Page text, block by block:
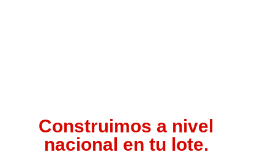
CONSTRUCCIÓN
TRADICIONAL
Construimos a nivel
nacional en tu lote.